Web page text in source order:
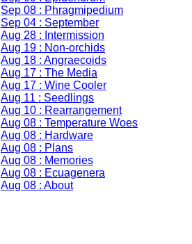
Sep 08 : Phragmipedium
Sep 04 : September
Aug 28 : Intermission
Aug 19 : Non-orchids
Aug 18 : Angraecoids
Aug 17 : The Media
Aug 17 : Wine Cooler
Aug 11 : Seedlings
Aug 10 : Rearrangement
Aug 08 : Temperature Woes
Aug 08 : Hardware
Aug 08 : Plans
Aug 08 : Memories
Aug 08 : Ecuagenera
Aug 08 : About